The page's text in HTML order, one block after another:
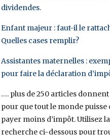
dividendes.
Enfant majeur : faut-il le
Quelles cases remplir?
Assistantes maternelles :
pour faire la déclaration
…. plus de 250 articles
pour que tout le monde
payer moins d’impôt. Utilisez
recherche ci-dessous pour